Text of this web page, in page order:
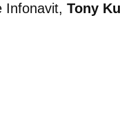
Infonavit, Tony